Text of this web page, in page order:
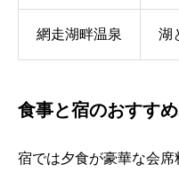
網走湖畔温泉 湖
食事と宿のおすす
宿では夕食が豪華な会